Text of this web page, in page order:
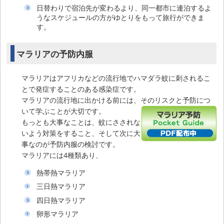
日替わりで宿泊先が変わるより、同一都市に連泊するよ
うなスケジュールの方がゆとりをもって旅行ができま
す。
マラリアの予防内服
マラリアはアフリカなどの流行地でハマダラ蚊に刺されるこ
とで発症することのある感染症です。
マラリアの流行地に出かける前には、そのリスクと予防につ
いて学ぶことが大切です。
もっとも大事なことは、蚊にさされな
いよう対策をすること、そして次に大
事なのが予防内服の検討です。
マラリアには4種類あり、
熱帯熱マラリア
三日熱マラリア
四日熱マラリア
卵形マラリア